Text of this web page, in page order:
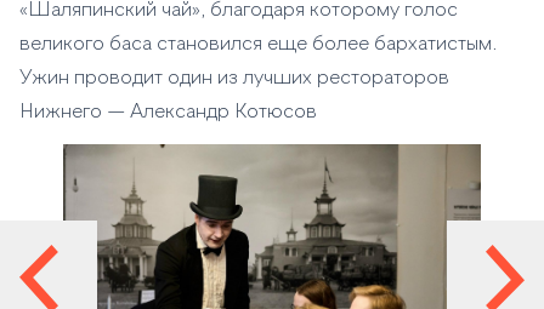
«Шаляпинский чай», благодаря которому голос
великого баса становился еще более бархатистым.
Ужин проводит один из лучших рестораторов
Нижнего — Александр Котюсов